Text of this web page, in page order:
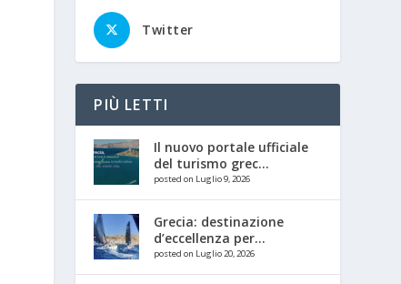
Twitter
PIÙ LETTI
Il nuovo portale ufficiale
del turismo grec...
posted on Luglio 9, 2026
Grecia: destinazione
d’eccellenza per...
posted on Luglio 20, 2026